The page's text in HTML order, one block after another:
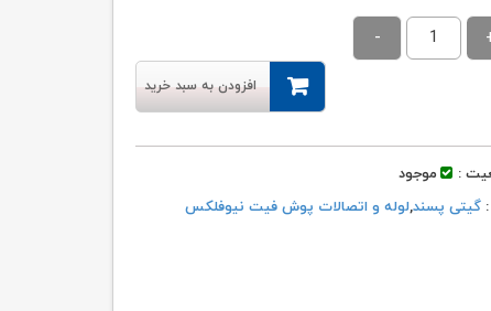
بود.
افزودن به سبد خرید
:
موجود
گیتی پسند,لوله و اتصالات پوش فیت نیوفلکس